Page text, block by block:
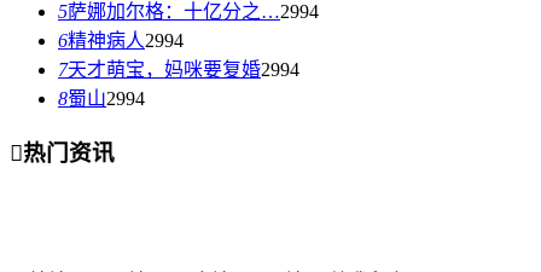
5萨娜加尔格：十亿分之…2994
6精神病人2994
7天才萌宝，妈咪要复婚2994
8蜀山2994
热门资讯